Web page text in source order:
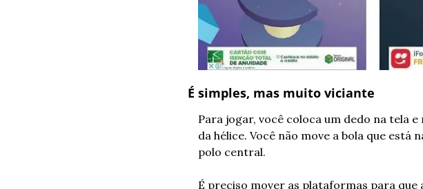
É simples, mas muito viciante
Para jogar, você coloca um dedo na tela
da hélice. Você não move a bola que
polo central.
É preciso mover as plataformas para que